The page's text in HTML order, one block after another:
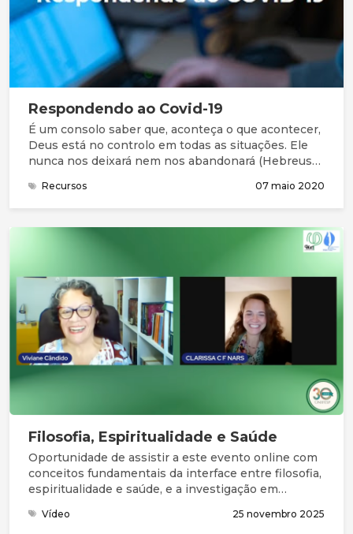
Respondendo ao Covid-19
É um consolo saber que, aconteça o que acontecer,
Deus está no controlo em todas as situações. Ele
nunca nos deixará nem nos abandonará (Hebreus
(Romanos 8: 38,39) ou retirar da sua mão (João
10:28). Deus tem o poder de continuar a conduzir-
nos de acordo com a sua vontade mesmo em
situações de dificuldade, de perda ou de aparente
Recursos 07 maio 2020
Filosofia, Espiritualidade e Saúde
Oportunidade de assistir a este evento online com
conceitos fundamentais da interface entre filosofia,
espiritualidade e saúde, e a investigação em
paliativos.
Vídeo 25 novembro 2025